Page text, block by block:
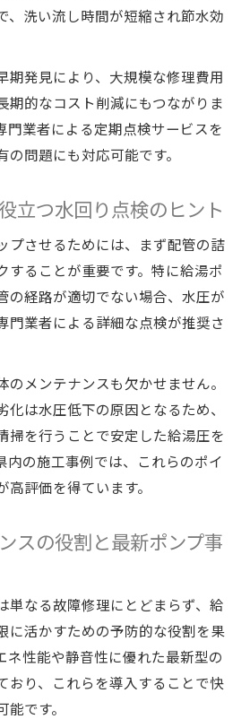
ナンスが左右する給湯設備の
ンプ設置時に重視したい水回り
から考える安心の給湯設備
ナンス費用と給湯設備選びの
回りメンテナンスの注意点を
回りメンテナンスの費用相場
ナンスで安心できる給湯設備
ナンス費用を抑えるための工
、洗い流し時間が短縮され節水効
期発見により、大規模な修理費用
期的なコスト削減にもつながりま
門業者による定期点検サービスを
問題にも対応可能です。
立つ水回り点検のヒント
プさせるためには、まず配管の詰
することが重要です。特に給湯ポ
の経路が適切でない場合、水圧が
門業者による詳細な点検が推奨さ
のメンテナンスも欠かせません。
は水圧低下の原因となるため、
掃を行うことで安定した給湯圧を
内の施工事例では、これらのポイ
評価を得ています。
スの役割と最新ポンプ事
単なる故障修理にとどまらず、給
に活かすための予防的な役割を果
ネ性能や静音性に優れた最新型の
おり、これらを導入することで快
です。